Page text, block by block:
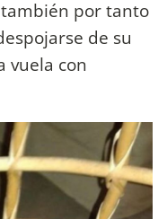
también por tanto
de su
vuela con